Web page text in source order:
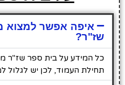
איפה אפשר למצוא
שז"ר?
כל המידע על בית ספר שז"ר
תחילת העמוד, לכן יש לגלול